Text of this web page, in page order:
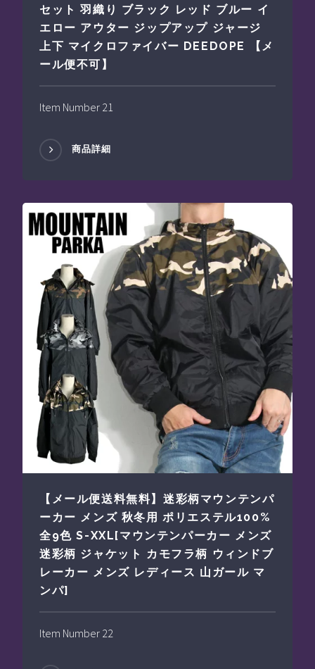
セット 羽織り ブラック レッド ブルー イ
エロー アウター ジップアップ ジャージ
上下 マイクロファイバー DEEDOPE 【メ
ール便不可】
Item Number 21
商品詳細
【メール便送料無料】迷彩柄マウンテンパ
ーカー メンズ 秋冬用 ポリエステル100%
全9色 S-XXL[マウンテンパーカー メンズ
迷彩柄 ジャケット カモフラ柄 ウィンドブ
レーカー メンズ レディース 山ガール マ
ンパ]
Item Number 22